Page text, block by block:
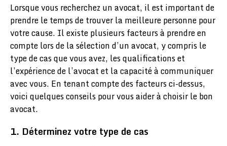
Lorsque vous recherchez un avocat, il est important de
prendre le temps de trouver la meilleure personne pour
votre cause. Il existe plusieurs facteurs à prendre en
compte lors de la sélection d’un avocat, y compris le
type de cas que vous avez, les qualifications et
l’expérience de l’avocat et la capacité à communiquer
avec vous. En tenant compte des facteurs ci-dessus,
voici quelques conseils pour vous aider à choisir le bon
avocat.
1. Déterminez votre type de cas